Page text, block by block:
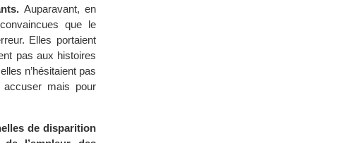
Auparavant, en
que le
Elles portaient
pas aux histoires
n’hésitaient pas
mais pour
de disparition